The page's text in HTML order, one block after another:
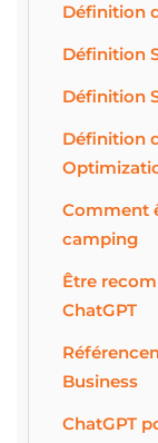
Définition
Définition
Définition
Définition
Comment
camping
Être
ChatGPT
Business
ChatGPT